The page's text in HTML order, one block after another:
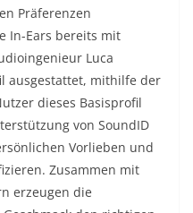
Präferenzen
In-Ears bereits mit
Luca
ausgestattet, mithilfe der
dieses Basisprofil
von SoundID
Vorlieben und
Zusammen mit
erzeugen die